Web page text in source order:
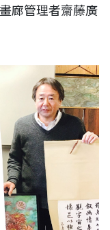
廊管理者齋藤廣
秀樹 先生（原日本東